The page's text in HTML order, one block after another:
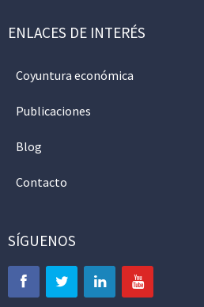
ENLACES DE INTERÉS
Coyuntura económica
Publicaciones
Blog
Contacto
SÍGUENOS